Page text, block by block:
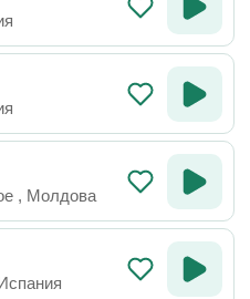
, Молдова